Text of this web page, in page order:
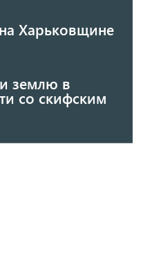
Харьковщине
землю в
со скифским